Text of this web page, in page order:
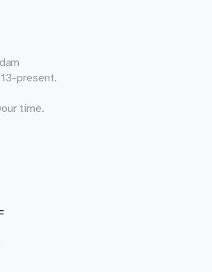
present.
time.